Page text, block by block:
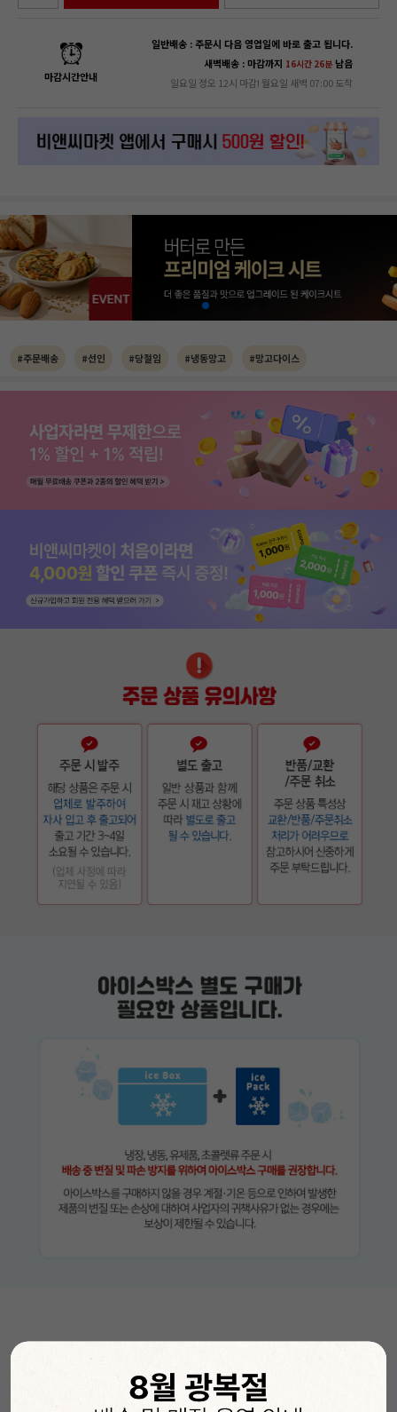
마감시간안내
일반배송 : 주문시 다음 영업일에 바로 출고 됩니다.
새벽배송 : 마감까지 16시간 26분남음
일요일 정오 12시 마감! 월요일 새벽 07:00 도착
#주문배송 #선인 #당절임 #냉동망고 #망고다이스